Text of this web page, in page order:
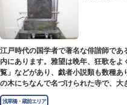
江戸時代の国学者で著名な俳諧師で
内にあります。雅望は晩年、狂歌を
覧」などがあり、戯者小説類も数種
の木にちなんで名づけられた寺で、
秋葉権現で知られています。
浅草橋・蔵前エリア